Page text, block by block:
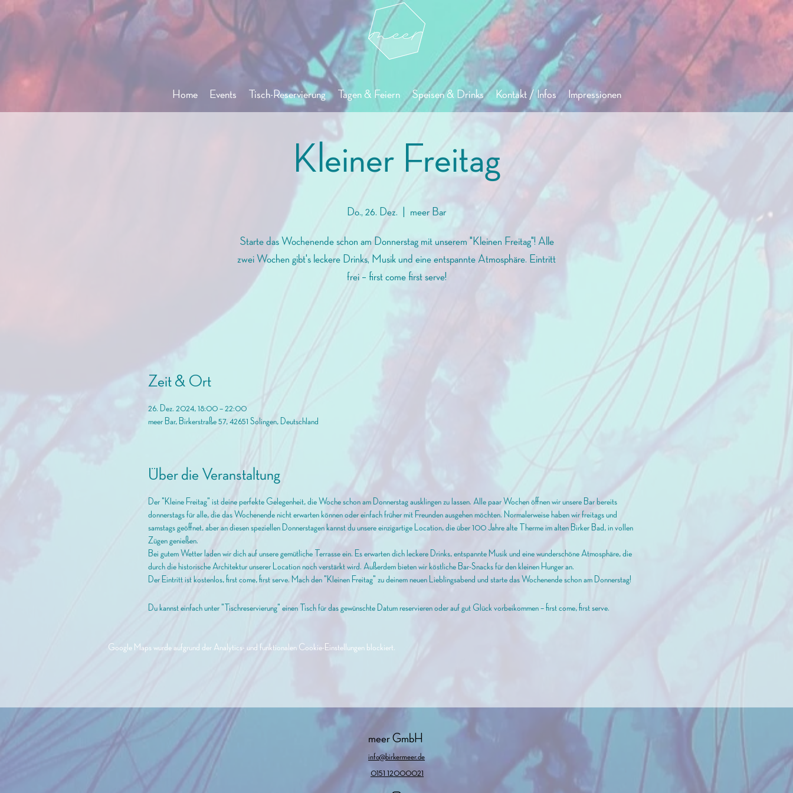
Home Events Tisch-Reservierung Tagen & Feiern Speisen & Drinks Kontakt / Infos Impressionen
Kleiner Freitag
Do., 26. Dez. meer Bar
Starte das Wochenende schon am Donnerstag mit unserem "Kleinen Freitag"! Alle
zwei Wochen gibt's leckere Drinks, Musik und eine entspannte Atmosphäre. Eintritt
frei – first come first serve!
Zeit & Ort
26. Dez. 2024, 18:00 – 22:00
meer Bar, Birkerstraße 57, 42651 Solingen, Deutschland
Über die Veranstaltung
Der "Kleine Freitag" ist deine perfekte Gelegenheit, die Woche schon am Donnerstag ausklingen zu lassen. Alle paar Wochen öffnen wir unsere Bar bereits
donnerstags für alle, die das Wochenende nicht erwarten können oder einfach früher mit Freunden ausgehen möchten. Normalerweise haben wir freitags und
samstags geöffnet, aber an diesen speziellen Donnerstagen kannst du unsere einzigartige Location, die über 100 Jahre alte Therme im alten Birker Bad, in vollen
Zügen genießen.
Bei gutem Wetter laden wir dich auf unsere gemütliche Terrasse ein. Es erwarten dich leckere Drinks, entspannte Musik und eine wunderschöne Atmosphäre, die
durch die historische Architektur unserer Location noch verstärkt wird. Außerdem bieten wir köstliche Bar-Snacks für den kleinen Hunger an.
Der Eintritt ist kostenlos, first come, first serve. Mach den "Kleinen Freitag" zu deinem neuen Lieblingsabend und starte das Wochenende schon am Donnerstag!
Du kannst einfach unter "Tischreservierung" einen Tisch für das gewünschte Datum reservieren oder auf gut Glück vorbeikommen – first come, first serve.
Google Maps wurde aufgrund der Analytics- und funktionalen Cookie-Einstellungen blockiert.
meer GmbH
info@birkermeer.de
0151 12000021